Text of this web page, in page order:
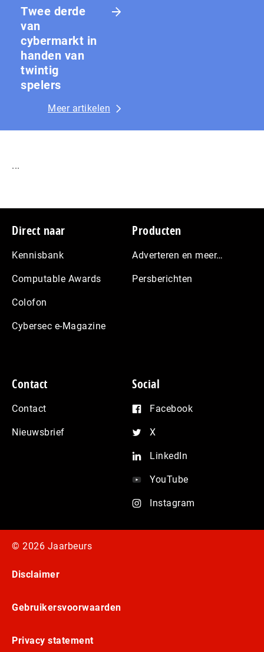
Twee derde
van
cybermarkt in
handen van
twintig
spelers
Meer artikelen
...
Footer
Direct naar
Kennisbank
Computable Awards
Colofon
Cybersec e-Magazine
Producten
Adverteren en meer…
Persberichten
Contact
Contact
Nieuwsbrief
Social
Facebook
X
LinkedIn
YouTube
Instagram
© 2026 Jaarbeurs
Disclaimer
Gebruikersvoorwaarden
Privacy statement